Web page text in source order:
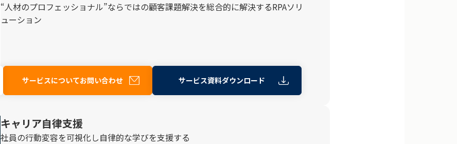
“人材のプロフェッショナル”ならではの顧客課題解決を総合的に解決するRPAソリ
ューション
サービスについてお問い合わせ サービス資料ダウンロード
キャリア自律支援
社員の行動変容を可視化し自律的な学びを支援する